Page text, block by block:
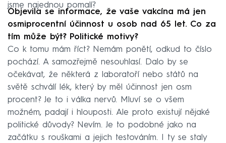
jsme najednou pomalí?
Objevila se informace, že vaše vakcína má jen
osmiprocentní účinnost u osob nad 65 let. Co za
tím může být? Politické motivy?
Co k tomu mám říct? Nemám ponětí, odkud to číslo
pochází. A samozřejmě nesouhlasí. Dalo by se
očekávat, že některá z laboratoří nebo států na
světě schválí lék, který by měl účinnost jen osm
procent? Je to i válka nervů. Mluví se o všem
možném, padají i hlouposti. Ale proto existují nějaké
politické důvody? Nevím. Je to podobné jako na
začátku s rouškami a jejich testováním. I ty se staly